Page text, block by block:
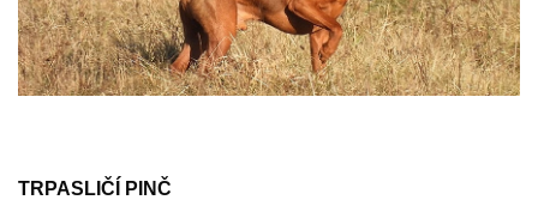
TRPASLIČÍ PINČ